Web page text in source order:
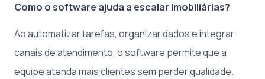
Como o software ajuda a escalar imobiliárias?
Ao automatizar tarefas, organizar dados e integrar
canais de atendimento, o software permite que a
equipe atenda mais clientes sem perder qualidade.